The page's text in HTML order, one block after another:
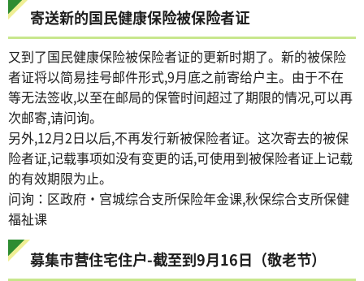
寄送新的国民健康保险被保险者证
又到了国民健康保险被保险者证的更新时期了。新的被保险
者证将以简易挂号邮件形式,9月底之前寄给户主。由于不在
等无法签收,以至在邮局的保管时间超过了期限的情况,可以再
次邮寄,请问询。
另外,12月2日以后,不再发行新被保险者证。这次寄去的被保
险者证,记载事项如没有变更的话,可使用到被保险者证上记载
的有效期限为止。
问询：区政府・宫城综合支所保险年金课,秋保综合支所保健
福祉课
募集市营住宅住户-截至到9月16日（敬老节）